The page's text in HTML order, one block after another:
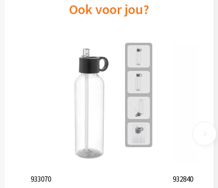
Ook voor jou?
933070 932840